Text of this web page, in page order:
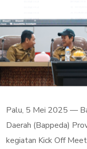
Palu, 5 Mei 2025 —
Daerah (Bappeda)
kegiatan Kick Off